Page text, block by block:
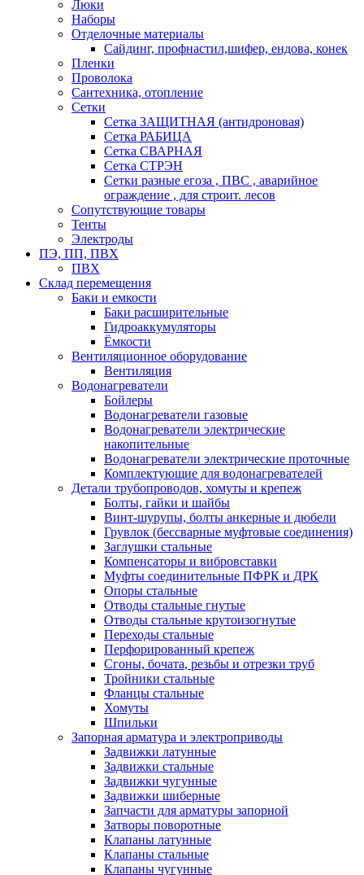
Люки
Наборы
Отделочные материалы
Сайдинг, профнастил,шифер, ендова, конек
Пленки
Проволока
Сантехника, отопление
Сетки
Сетка ЗАЩИТНАЯ (антидроновая)
Сетка РАБИЦА
Сетка СВАРНАЯ
Сетка СТРЭН
Сетки разные егоза , ПВС , аварийное
ограждение , для строит. лесов
Сопутствующие товары
Тенты
Электроды
ПЭ, ПП, ПВХ
ПВХ
Склад перемещения
Баки и емкости
Баки расширительные
Гидроаккумуляторы
Ёмкости
Вентиляционное оборудование
Вентиляция
Водонагреватели
Бойлеры
Водонагреватели газовые
Водонагреватели электрические
накопительные
Водонагреватели электрические проточные
Комплектующие для водонагревателей
Детали трубопроводов, хомуты и крепеж
Болты, гайки и шайбы
Винт-шурупы, болты анкерные и дюбели
Грувлок (бессварные муфтовые соединения)
Заглушки стальные
Компенсаторы и вибровставки
Муфты соединительные ПФРК и ДРК
Опоры стальные
Отводы стальные гнутые
Отводы стальные крутоизогнутые
Переходы стальные
Перфорированный крепеж
Сгоны, бочата, резьбы и отрезки труб
Тройники стальные
Фланцы стальные
Хомуты
Шпильки
Запорная арматура и электроприводы
Задвижки латунные
Задвижки стальные
Задвижки чугунные
Задвижки шиберные
Запчасти для арматуры запорной
Затворы поворотные
Клапаны латунные
Клапаны стальные
Клапаны чугунные